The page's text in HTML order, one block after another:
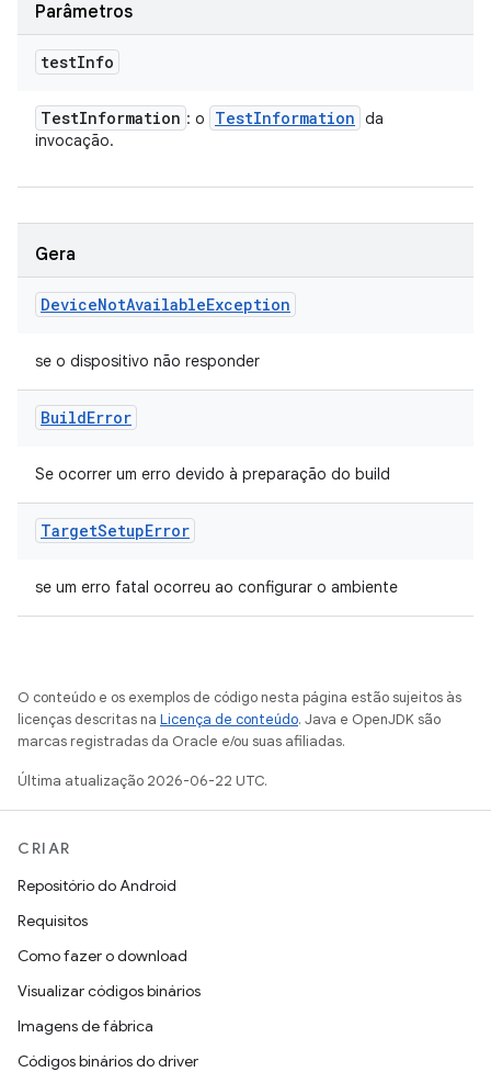
Parâmetros
testInfo
TestInformation : o TestInformation da
invocação.
Gera
DeviceNotAvailableException
se o dispositivo não responder
BuildError
Se ocorrer um erro devido à preparação do build
TargetSetupError
se um erro fatal ocorreu ao configurar o ambiente
O conteúdo e os exemplos de código nesta página estão sujeitos às
licenças descritas na Licença de conteúdo. Java e OpenJDK são
marcas registradas da Oracle e/ou suas afiliadas.
Última atualização 2026-06-22 UTC.
CRIAR
Repositório do Android
Requisitos
Como fazer o download
Visualizar códigos binários
Imagens de fábrica
Códigos binários do driver